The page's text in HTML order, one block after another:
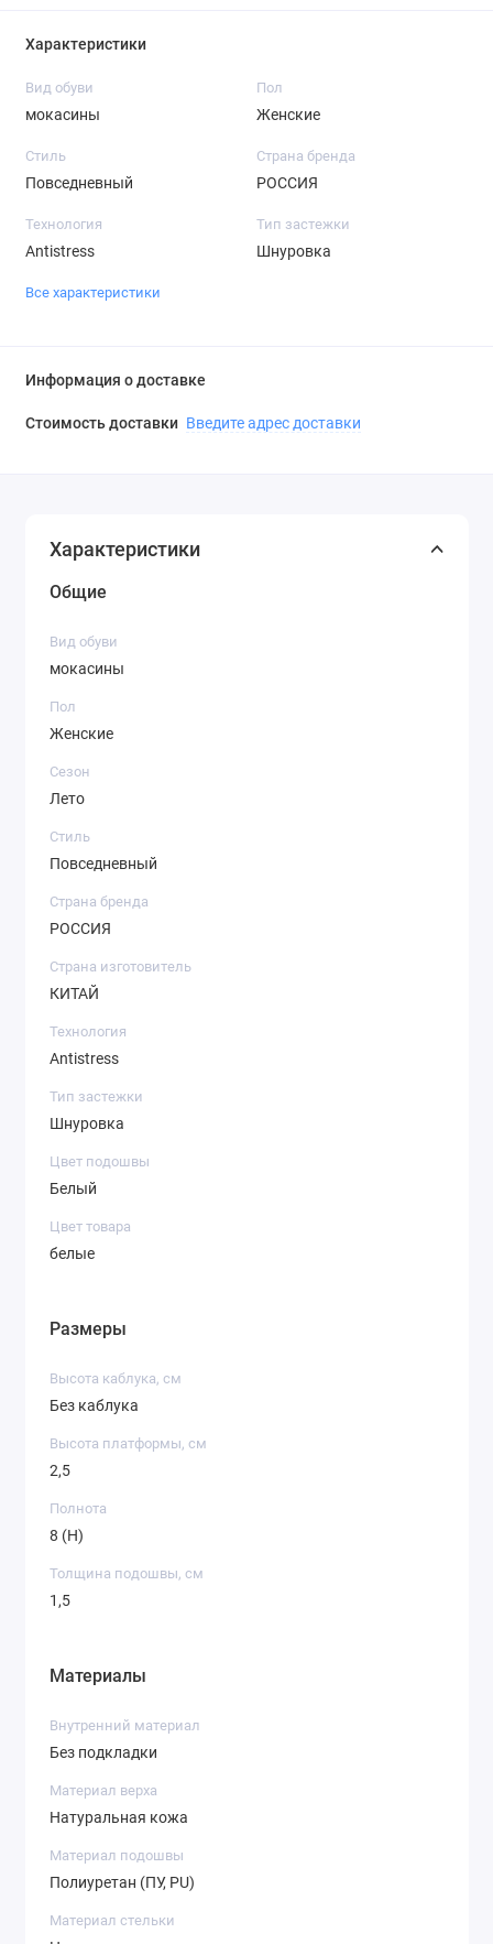
Характеристики
Вид обуви
мокасины
Пол
Женские
Стиль
Повседневный
Страна бренда
РОССИЯ
Технология
Antistress
Тип застежки
Шнуровка
Все характеристики
Информация о доставке
Стоимость доставки Введите адрес доставки
Характеристики
Общие
Вид обуви
мокасины
Пол
Женские
Сезон
Лето
Стиль
Повседневный
Страна бренда
РОССИЯ
Страна изготовитель
КИТАЙ
Технология
Antistress
Тип застежки
Шнуровка
Цвет подошвы
Белый
Цвет товара
белые
Размеры
Высота каблука, см
Без каблука
Высота платформы, см
2,5
Полнота
8 (H)
Толщина подошвы, см
1,5
Материалы
Внутренний материал
Без подкладки
Материал верха
Натуральная кожа
Материал подошвы
Полиуретан (ПУ, PU)
Материал стельки